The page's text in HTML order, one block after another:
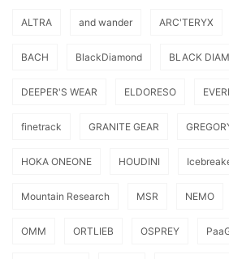
ALTRA and wander ARC'TERYX
BACH BlackDiamond BLACK
DEEPER'S WEAR ELDORESO
finetrack GRANITE GEAR
HOKA ONEONE HOUDINI
Mountain Research MSR NEMO
OMM ORTLIEB OSPREY